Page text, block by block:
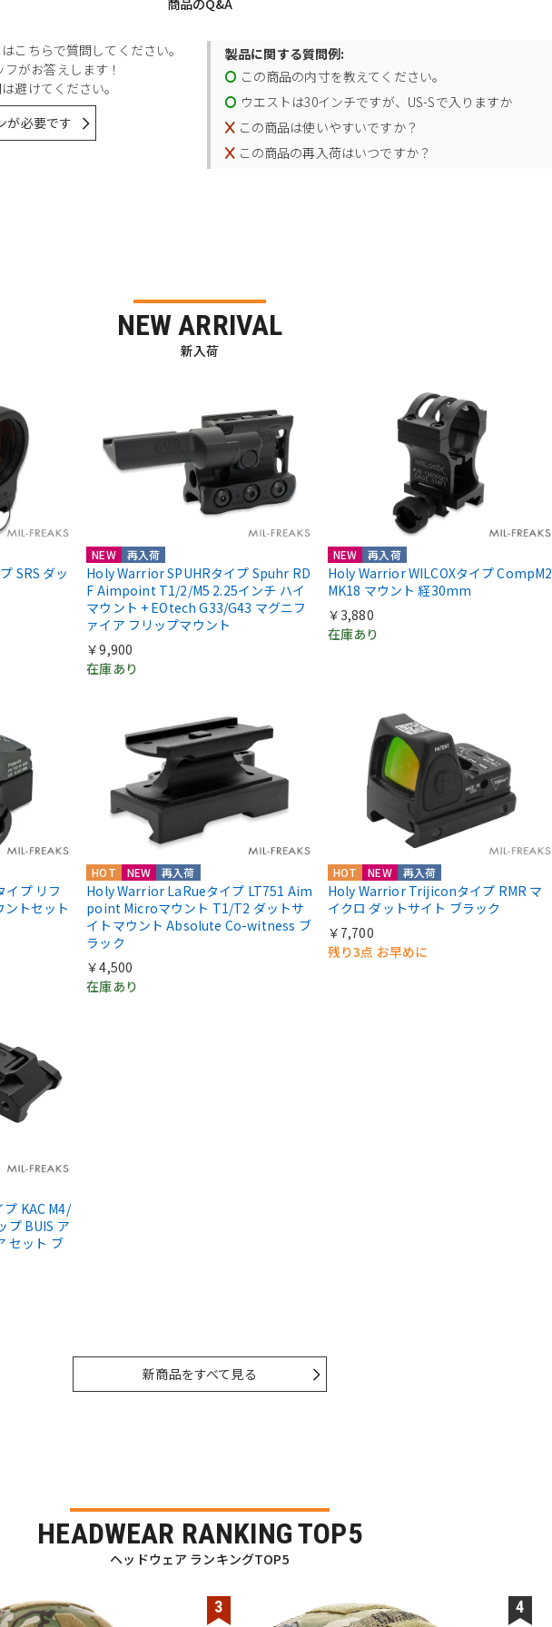
商品のQ&A
こちらで質問してください。
がお答えします！
避けてください。
が必要です
製品に関する質問例:
この商品の内寸を教えてください。
ウエストは30インチですが、US-Sで入りますか
この商品は使いやすいですか？
この商品の再入荷はいつですか？
NEW ARRIVAL
新入荷
SRS ダッ
NEW 再入荷
Holy Warrior SPUHRタイプ Spuhr RD
F Aimpoint T1/2/M5 2.25インチ ハイ
マウント + EOtech G33/G43 マグニフ
ァイア フリップマウント
￥9,900
在庫あり
NEW 再入荷
Holy Warrior WILCOXタイプ CompM2
MK18 マウント 経30mm
￥3,880
在庫あり
プ リフ
ントセット
HOT NEW 再入荷
Holy Warrior LaRueタイプ LT751 Aim
point Microマウント T1/T2 ダットサ
イトマウント Absolute Co-witness ブ
ラック
￥4,500
在庫あり
HOT NEW 再入荷
Holy Warrior Trijiconタイプ RMR マ
イクロ ダットサイト ブラック
￥7,700
残り3点 お早めに
KAC M4/
プ BUIS ア
セット ブ
新商品をすべて見る
HEADWEAR RANKING TOP5
ヘッドウェア ランキングTOP5